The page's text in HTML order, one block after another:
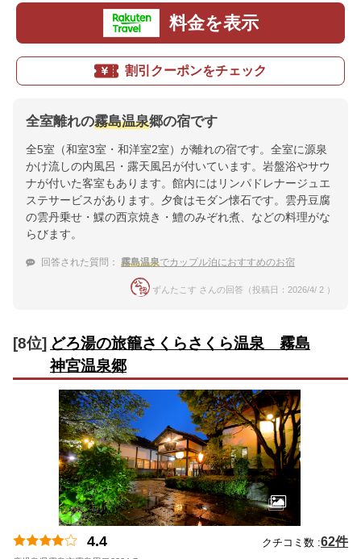
料金を表示
割引クーポンをチェック
全室離れの霧島温泉郷の宿です
全5室（和室3室・和洋室2室）が離れの宿です。全室に源泉
かけ流しの内風呂・露天風呂が付いています。岩盤浴やサウ
ナが付いた客室もあります。館内にはリンパドレナージュエ
ステサービスがあります。夕食はモダン懐石です。雲丹豆腐
の雲丹乗せ・鰈の西京焼き・鱧のみぞれ煮、などの料理がな
らびます。
回答された質問： 霧島温泉でカップル泊におすすめのお宿
ずんたこす さんの回答（投稿日：2026/4/ 2 ）
[8位] どろ湯の旅籠さくらさくら温泉 霧島
神宮温泉郷
4.4 クチコミ数 :62件